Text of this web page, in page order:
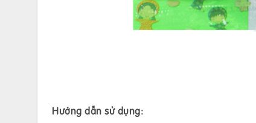
Hướng dẫn sử dụng: